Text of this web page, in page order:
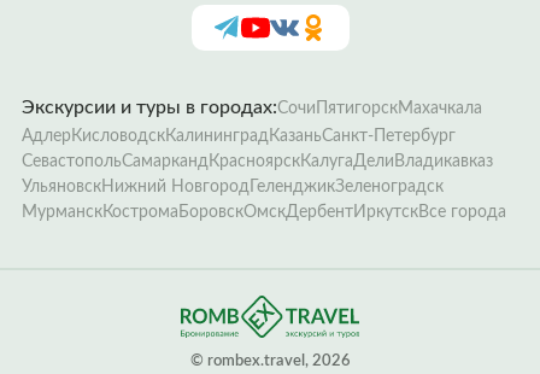
Экскурсии и туры в городах:Сочи ПятигорскМахачкала
Адлер КисловодскКалининградКазаньСанкт-Петербург
СевастопольСамаркандКрасноярскКалугаДели Владикавказ
УльяновскНижний НовгородГеленджикЗеленоградск
МурманскКострома БоровскОмскДербентИркутскВсе города
­© rombex.travel, 2026